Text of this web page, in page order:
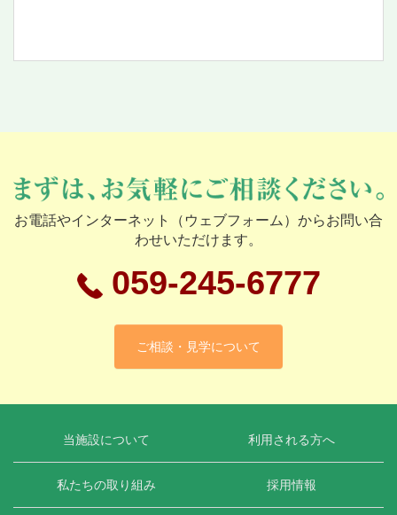
お電話やインターネット（ウェブフォーム）からお問い合
わせいただけます。
059-245-6777
ご相談・見学について
当施設について 利用される方へ
私たちの取り組み 採用情報